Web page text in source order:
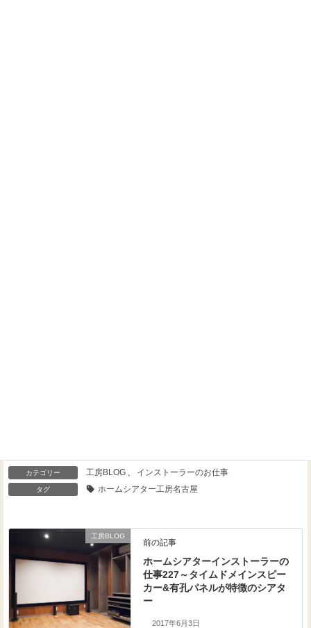
カテゴリー 工房BLOG 、 インストーラーのお仕事
タグ ホームシアター工房名古屋
工房BLOG
前の記事
ホームシアターインストーラーの
仕事227～タイムドメインスピー
カー&有孔パネルが特徴のシアタ
ー
2017年6月3日